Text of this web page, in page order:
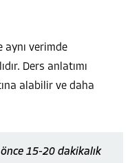
aynı verimde
Ders anlatımı
alabilir ve daha
15-20 dakikalık